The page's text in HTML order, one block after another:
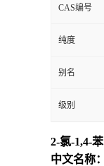
CAS编号
纯度
别名
级别
2-氯-1,4-
中文名称